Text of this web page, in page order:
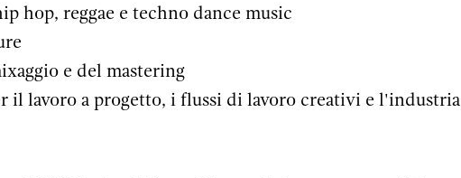
hop, reggae e techno dance music
e del mastering
il lavoro a progetto, i flussi di lavoro creativi e l'industria